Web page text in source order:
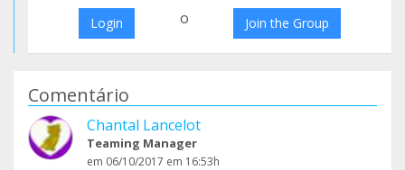
Login o Join the Group
Comentário
Chantal Lancelot
Teaming Manager
em 06/10/2017 em 16:53h